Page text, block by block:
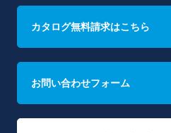
カタログ無料請求はこちら
お問い合わせフォーム